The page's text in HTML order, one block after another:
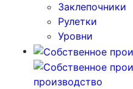
Заклепочники
Рулетки
Уровни
производство